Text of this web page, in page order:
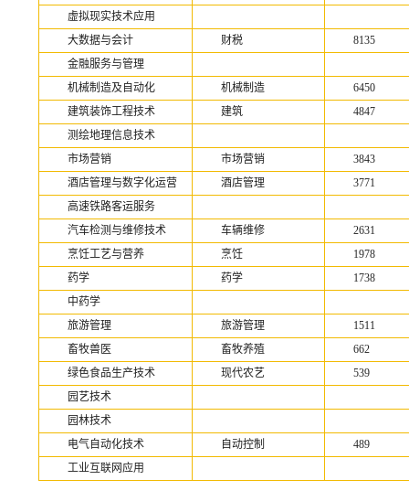
虚拟现实技术应用
大数据与会计
财税
8135
金融服务与管理
机械制造及自动化
机械制造
6450
建筑装饰工程技术
建筑
4847
测绘地理信息技术
市场营销
市场营销
3843
酒店管理与数字化运营
酒店管理
3771
高速铁路客运服务
汽车检测与维修技术
车辆维修
2631
烹饪工艺与营养
烹饪
1978
药学
药学
1738
中药学
旅游管理
旅游管理
1511
畜牧兽医
畜牧养殖
662
绿色食品生产技术
现代农艺
539
园艺技术
园林技术
电气自动化技术
自动控制
489
工业互联网应用